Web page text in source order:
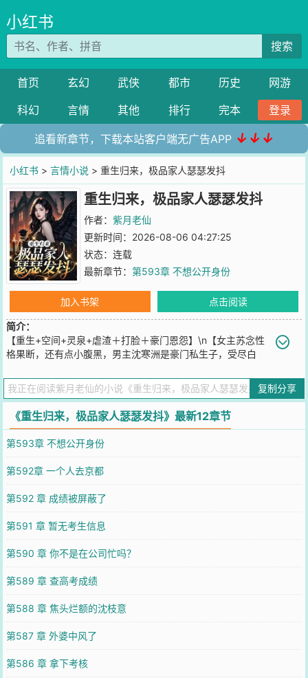
小红书
搜索
首页 玄幻 武侠 都市 历史
网游
科幻
言情 其他 排行 完本 登录
追看新章节，下载本站客户端无广告APP ↓↓↓
小红书 >言情小说 > 重生归来，极品家人瑟瑟发抖
重生归来，极品家人瑟瑟发抖
作者： 紫月老仙
更新时间：2026-08-06 04:27:25
状态：连载
最新章节： 第593章 不想公开身份
加入书架 点击阅读
简介：
【重生+空间+灵泉+虐渣＋打脸＋豪门恩怨】\n【女主苏念性
格果断，还有点小腹黑，男主沈寒洲是豪门私生子，受尽白
争又抢，在爱情上却是恋爱脑，性格反差大。】\n前世，母亲死后，
父亲带着哥哥再婚，苏念被丢在乡下，跟着爷爷长大。\n十八岁那
年，爷爷得了癌症，放心不下苏念，临终之际，用恩情为她求来一段
姻缘，让她嫁给豪门沈家长子沈成哲，苏念原本以为，这段婚姻是她
逆天改命的机会，谁想到这竟然是催命符。\n最后苏念被后妈、妹妹
害死、、\n重生后，苏念果断放弃了跟沈成哲的婚约，得到了一枚玉
镯，她意外得到了一个玉镯空间，有了空间。\n苏念一步步提高自己
的能力，向极品家人复仇，揭开了母亲死亡的真相，撕开了后妈恶毒
的嘴脸，更得知了亲哥哥，被调换的秘密、、\n苏念这辈子，不想跟
沈家人有纠缠，却无疑间救了沈寒洲一命，他是沈老爷子的私生子，
无意间卷入到，沈家的豪门恩怨中、、、\n苏念渐渐意识到，收下沈
老爷子玉镯那刻起，注定了，她就跟沈家人，开启了宿命的轮回。
您要是觉得《
重生归来，极品家人瑟瑟发抖
向您QQ群和微博微信里的朋友推荐哦！
复制分享
《重生归来，极品家人瑟瑟发抖》最新12章节
第593章 不想公开身份
第592章 一个人去京都
第592 章 成绩被屏蔽了
第591 章 暂无考生信息
第590 章 你不是在公司忙吗？
第589 章 查高考成绩
第588 章 焦头烂额的沈枝意
第587 章 外婆中风了
第586 章 拿下考核